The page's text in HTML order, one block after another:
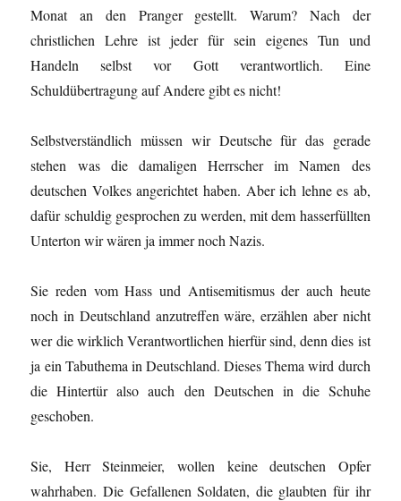
Monat an den Pranger gestellt. Warum? Nach der
christlichen Lehre ist jeder für sein eigenes Tun und
Handeln selbst vor Gott verantwortlich. Eine
Schuldübertragung auf Andere gibt es nicht!
Selbstverständlich müssen wir Deutsche für das gerade
stehen was die damaligen Herrscher im Namen des
deutschen Volkes angerichtet haben. Aber ich lehne es ab,
dafür schuldig gesprochen zu werden, mit dem hasserfüllten
Unterton wir wären ja immer noch Nazis.
Sie reden vom Hass und Antisemitismus der auch heute
noch in Deutschland anzutreffen wäre, erzählen aber nicht
wer die wirklich Verantwortlichen hierfür sind, denn dies ist
ja ein Tabuthema in Deutschland. Dieses Thema wird durch
die Hintertür also auch den Deutschen in die Schuhe
geschoben.
Sie, Herr Steinmeier, wollen keine deutschen Opfer
wahrhaben. Die Gefallenen Soldaten, die glaubten für ihr